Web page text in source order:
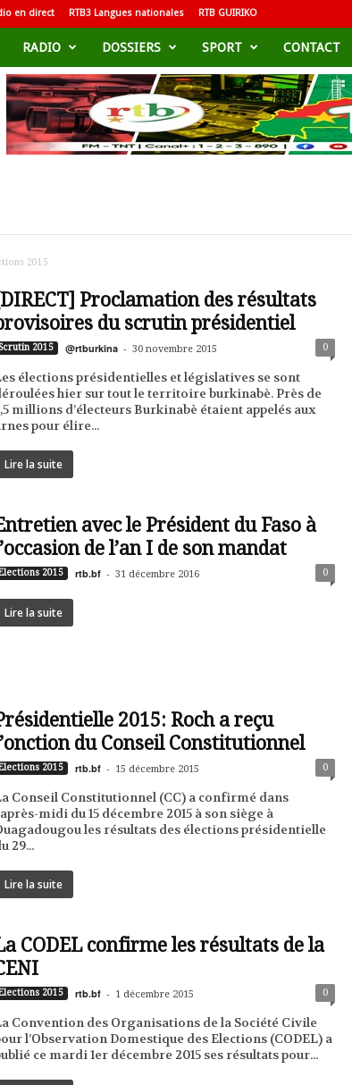
en direct RTB3 Langues nationales RTB GUIRIKO
RADIO DOSSIERS SPORT CONTACT
2015
Proclamation des résultats
du scrutin présidentiel
2015 @rtburkina - 30 novembre 2015 0
élections présidentielles et législatives se sont
hier sur tout le territoire burkinabè. Près de
millions d’électeurs Burkinabè étaient appelés aux
pour élire...
Lire la suite
avec le Président du Faso à
de l’an I de son mandat
2015 rtb.bf - 31 décembre 2016 0
Lire la suite
2015: Roch a reçu
du Conseil Constitutionnel
2015 rtb.bf - 15 décembre 2015 0
Conseil Constitutionnel (CC) a confirmé dans
midi du 15 décembre 2015 à son siège à
les résultats des élections présidentielle
29...
Lire la suite
CODEL confirme les résultats de la
2015 rtb.bf - 1 décembre 2015 0
Convention des Organisations de la Société Civile
l’Observation Domestique des Elections (CODEL) a
ce mardi 1er décembre 2015 ses résultats pour...